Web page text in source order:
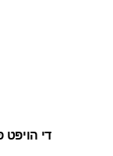
די הויפּט